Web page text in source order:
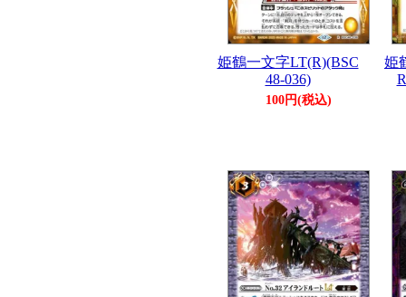
姫鶴一文字LT(R)(BSC
48-036)
100円(税込)
姫